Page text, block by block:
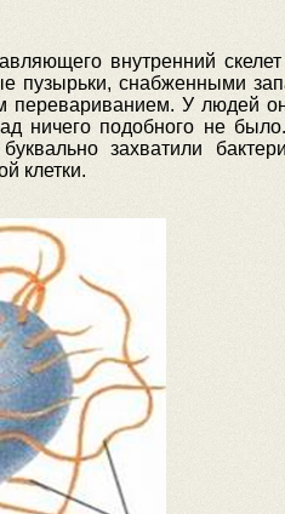
внутренний
пузырьки, снабженными
перевариванием. У людей
ничего подобного не
захватили
клетки.